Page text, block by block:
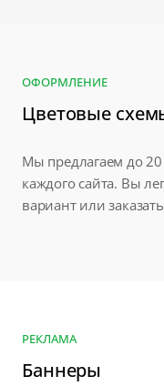
ОФОРМЛЕНИЕ
Цветовые
Мы предлагаем до
каждого сайта. Вы
вариант или
РЕКЛАМА
Баннеры